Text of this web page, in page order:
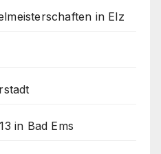
in Elz
in Bad Ems